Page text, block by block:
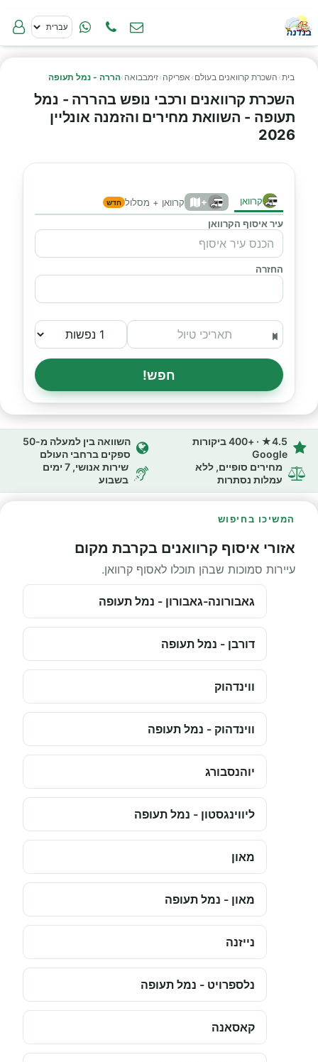
בית› השכרת קרוואנים בעולם › אפריקה ›זימבבואה ›הררה - נמל תעופה
השכרת קרוואנים ורכבי נופש בהררה - נמל
תעופה - השוואת מחירים והזמנה אונליין
2026
קרוואן + קרוואן + מסלול חדש
עיר איסוף הקרוואן
החזרה
חפש!
4.5★ · +400 ביקורות
Google
השוואה בין למעלה מ-50
ספקים ברחבי העולם
מחירים סופיים, ללא
עמלות נסתרות
שירות אנושי, 7 ימים
בשבוע
המשיכו בחיפוש
אזורי איסוף קרוואנים בקרבת מקום
עיירות סמוכות שבהן תוכלו לאסוף קרוואן.
גאבורונה-גאבורון - נמל תעופה
דורבן - נמל תעופה
ווינדהוק
ווינדהוק - נמל תעופה
יוהנסבורג
ליווינגסטון - נמל תעופה
מאון
מאון - נמל תעופה
נייזנה
נלספרויט - נמל תעופה
קאסאנה